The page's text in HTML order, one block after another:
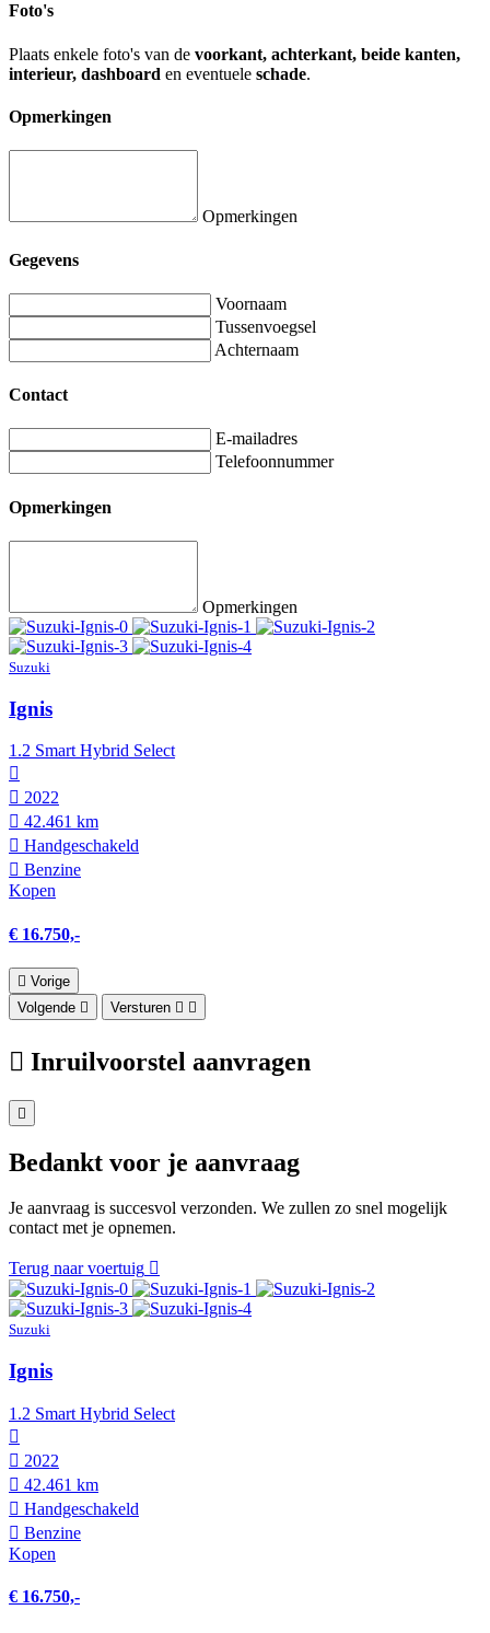
Foto's
Plaats enkele foto's van de voorkant, achterkant, beide kanten,
interieur, dashboard en eventuele schade.
Opmerkingen
Opmerkingen
Gegevens
Voornaam
Tussenvoegsel
Achternaam
Contact
E-mailadres
Telefoonnummer
Opmerkingen
Opmerkingen
Suzuki
Ignis
1.2 Smart Hybrid Select
2022
42.461 km
Hand­geschakeld
Benzine
Kopen
€ 16.750,-
Vorige
Volgende
Versturen
Inruilvoorstel aanvragen
Bedankt voor je aanvraag
Je aanvraag is succesvol verzonden. We zullen zo snel mogelijk
contact met je opnemen.
Terug naar voertuig
Suzuki
Ignis
1.2 Smart Hybrid Select
2022
42.461 km
Hand­geschakeld
Benzine
Kopen
€ 16.750,-